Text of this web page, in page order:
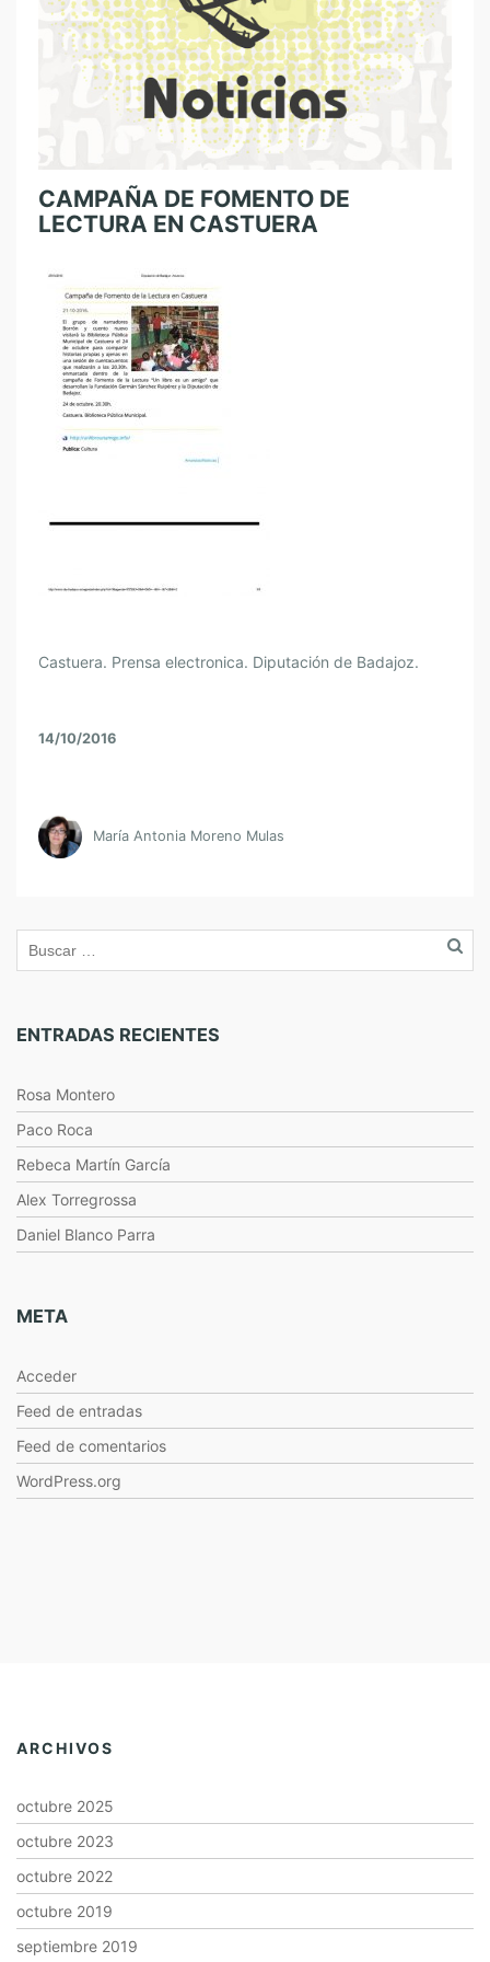
CAMPAÑA DE FOMENTO DE
LECTURA EN CASTUERA
Castuera. Prensa electronica. Diputación de Badajoz.
14/10/2016
María Antonia Moreno Mulas
ENTRADAS RECIENTES
Rosa Montero
Paco Roca
Rebeca Martín García
Alex Torregrossa
Daniel Blanco Parra
META
Acceder
Feed de entradas
Feed de comentarios
WordPress.org
ARCHIVOS
octubre 2025
octubre 2023
octubre 2022
octubre 2019
septiembre 2019